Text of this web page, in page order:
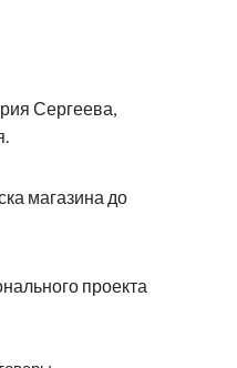
Сергеева,
магазина до
проекта